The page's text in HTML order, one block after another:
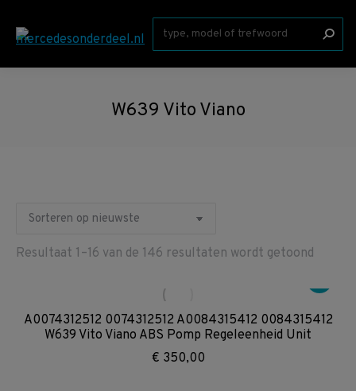
Zoeken:
W639 Vito Viano
Resultaat 1–16 van de 146 resultaten wordt getoond
A0074312512 0074312512 A0084315412 0084315412
W639 Vito Viano ABS Pomp Regeleenheid Unit
€ 350,00